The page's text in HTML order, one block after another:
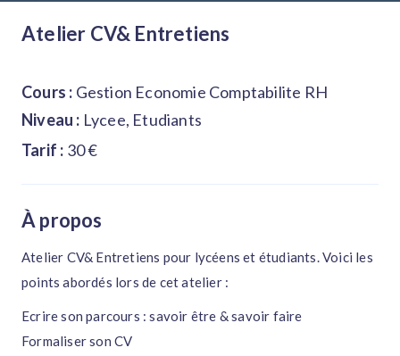
Atelier CV& Entretiens
Cours : Gestion Economie Comptabilite RH
Niveau : Lycee, Etudiants
Tarif : 30 €
À propos
Atelier CV& Entretiens pour lycéens et étudiants. Voici les
points abordés lors de cet atelier :
Ecrire son parcours : savoir être & savoir faire
Formaliser son CV